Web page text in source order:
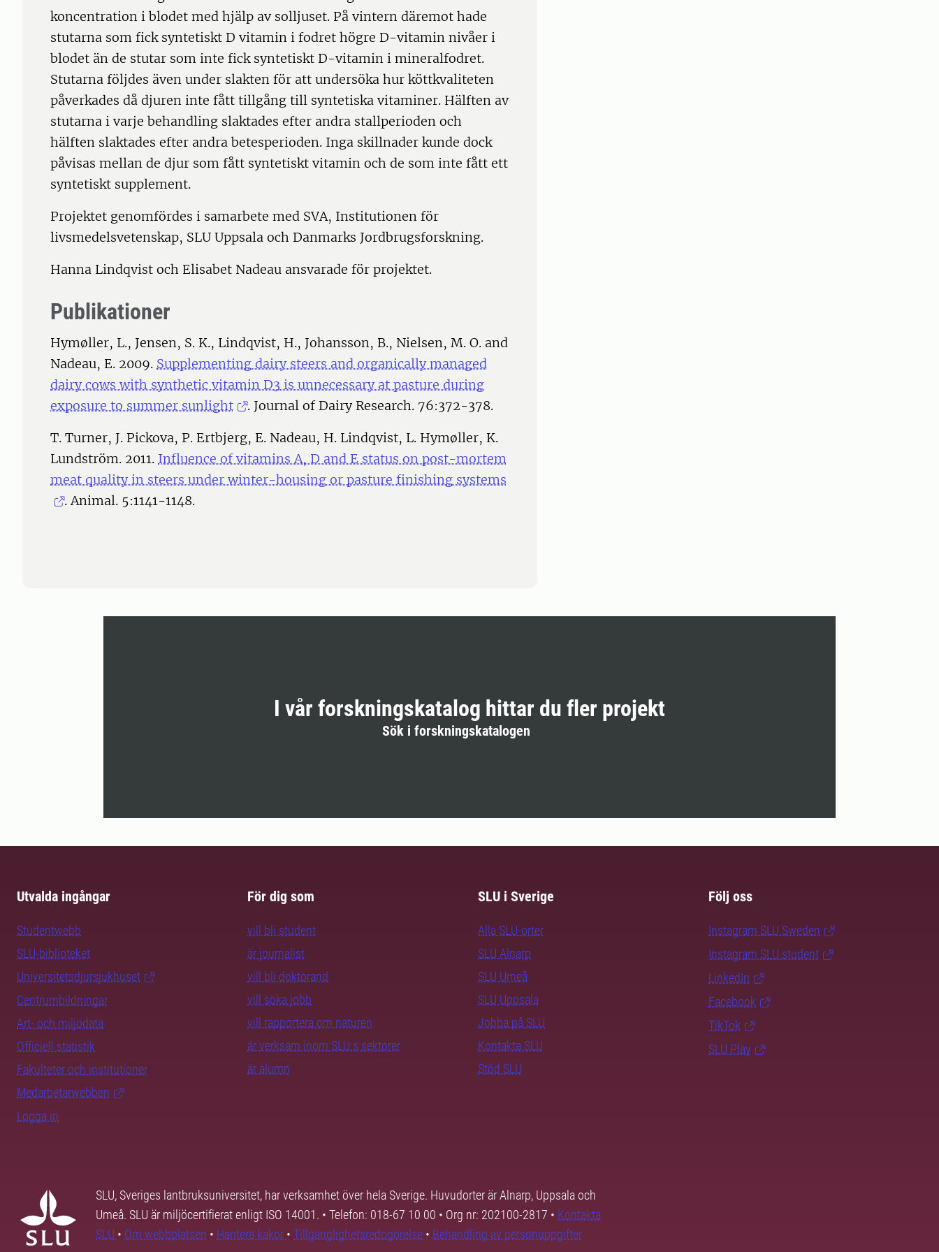
koncentration i blodet med hjälp av solljuset. På vintern däremot hade
stutarna som fick syntetiskt D vitamin i fodret högre D-vitamin nivåer i
blodet än de stutar som inte fick syntetiskt D-vitamin i mineralfodret.
Stutarna följdes även under slakten för att undersöka hur köttkvaliteten
påverkades då djuren inte fått tillgång till syntetiska vitaminer. Hälften av
stutarna i varje behandling slaktades efter andra stallperioden och
hälften slaktades efter andra betesperioden. Inga skillnader kunde dock
påvisas mellan de djur som fått syntetiskt vitamin och de som inte fått ett
syntetiskt supplement.
Projektet genomfördes i samarbete med SVA, Institutionen för
livsmedelsvetenskap, SLU Uppsala och Danmarks Jordbrugsforskning.
Hanna Lindqvist och Elisabet Nadeau ansvarade för projektet.
Publikationer
Hymøller, L., Jensen, S. K., Lindqvist, H., Johansson, B., Nielsen, M. O. and
Nadeau, E. 2009. Supplementing dairy steers and organically managed
dairy cows with synthetic vitamin D3 is unnecessary at pasture during
exposure to summer sunlight
. Journal of Dairy Research. 76:372-378.
T. Turner, J. Pickova, P. Ertbjerg, E. Nadeau, H. Lindqvist, L. Hymøller, K.
Lundström. 2011. Influence of vitamins A, D and E status on post-mortem
meat quality in steers under winter-housing or pasture finishing systems
. Animal. 5:1141-1148.
I vår forskningskatalog hittar du fler projekt
Sök i forskningskatalogen
Utvalda ingångar
Studentwebb
SLU-biblioteket
Universitetsdjursjukhuset
Centrumbildningar
Art- och miljödata
Officiell statistik
Fakulteter och institutioner
Medarbetarwebben
Logga in
För dig som
vill bli student
är journalist
vill bli doktorand
vill söka jobb
vill rapportera om naturen
är verksam inom SLU:s sektorer
är alumn
SLU i Sverige
Alla SLU-orter
SLU Alnarp
SLU Umeå
SLU Uppsala
Jobba på SLU
Kontakta SLU
Stöd SLU
Följ oss
Instagram SLU.Sweden
Instagram SLU.student
LinkedIn
Facebook
TikTok
SLU Play
SLU, Sveriges lantbruksuniversitet, har verksamhet över hela Sverige. Huvudorter är Alnarp, Uppsala och
Umeå. SLU är miljöcertifierat enligt ISO 14001. • Telefon: 018-67 10 00 • Org nr: 202100-2817 • Kontakta
SLU • Om webbplatsen • Hantera kakor • Tillgänglighetsredogörelse • Behandling av personuppgifter